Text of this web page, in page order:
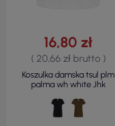
16,80 zł
( 20,66 zł brutto )
Koszulka damska tsul plm
palma wh white Jhk